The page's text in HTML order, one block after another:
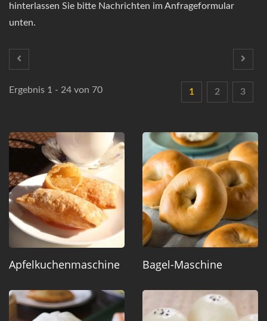
hinterlassen Sie bitte Nachrichten im Anfrageformular
unten.
Ergebnis 1 - 24 von 70 1 2 3
Apfelkuchenmaschine Bagel-Maschine